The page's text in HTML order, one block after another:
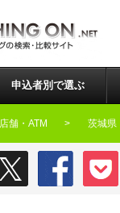
$buffer =
申込者別で選ぶ
舗・ATM 茨城県
Twitter Facebook